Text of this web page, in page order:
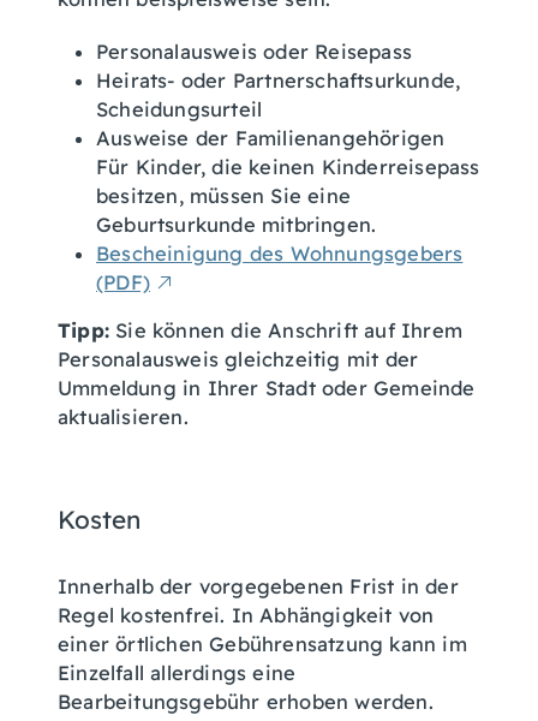
Personalausweis oder Reisepass
Heirats- oder Partnerschaftsurkunde,
Scheidungsurteil
Ausweise der Familienangehörigen
Für Kinder, die keinen Kinderreisepass
besitzen, müssen Sie eine
Geburtsurkunde mitbringen.
Bescheinigung des Wohnungsgebers
(PDF)
Tipp: Sie können die Anschrift auf Ihrem
Personalausweis gleichzeitig mit der
Ummeldung in Ihrer Stadt oder Gemeinde
aktualisieren.
Kosten
Innerhalb der vorgegebenen Frist in der
Regel kostenfrei. In Abhängigkeit von
einer örtlichen Gebührensatzung kann im
Einzelfall allerdings eine
Bearbeitungsgebühr erhoben werden.